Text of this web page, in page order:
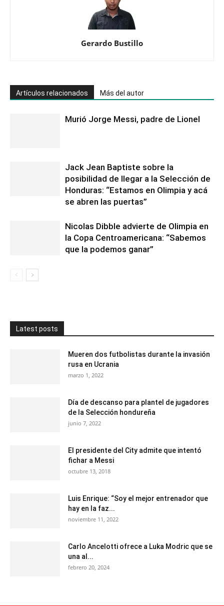
Gerardo Bustillo
Artículos relacionados Más del autor
Murió Jorge Messi, padre de Lionel
Jack Jean Baptiste sobre la
posibilidad de llegar a la Selección de
Honduras: “Estamos en Olimpia y acá
se abren las puertas”
Nicolas Dibble advierte de Olimpia en
la Copa Centroamericana: “Sabemos
que la podemos ganar”
Latest posts
Mueren dos futbolistas durante la invasión
rusa en Ucrania
marzo 1, 2022
Día de descanso para plantel de jugadores
de la Selección hondureña
junio 7, 2022
El presidente del City admite que intentó
fichar a Messi
octubre 13, 2018
Luis Enrique: “Soy el mejor entrenador que
hay en la faz...
noviembre 11, 2022
Carlo Ancelotti ofrece a Luka Modric que se
una al...
febrero 20, 2024